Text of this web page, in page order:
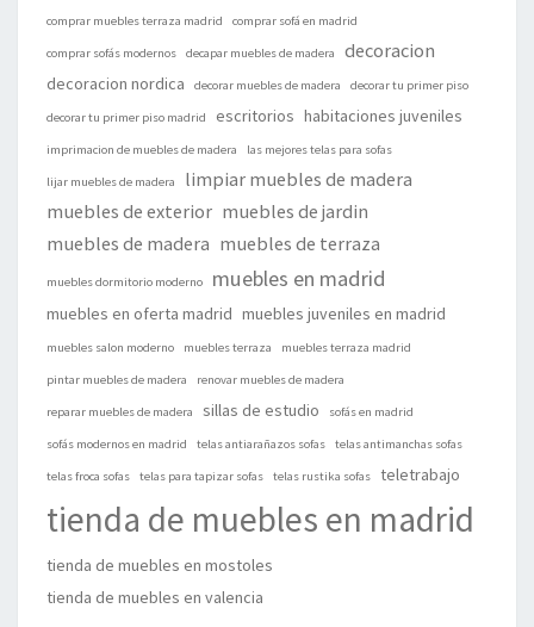
comprar muebles terraza madrid comprar sofá en madrid
comprar sofás modernos decapar muebles de madera decoracion
decoracion nordica decorar muebles de madera decorar tu primer piso
decorar tu primer piso madrid escritorios habitaciones juveniles
imprimacion de muebles de madera las mejores telas para sofas
lijar muebles de madera
limpiar muebles de madera
muebles de exterior muebles de jardin
muebles de madera muebles de terraza
muebles dormitorio moderno muebles en madrid
muebles en oferta madrid muebles juveniles en madrid
muebles salon moderno muebles terraza muebles terraza madrid
pintar muebles de madera renovar muebles de madera
reparar muebles de madera sillas de estudio sofás en madrid
sofás modernos en madrid telas antiarañazos sofas telas antimanchas sofas
telas froca sofas telas para tapizar sofas telas rustika sofas teletrabajo
tienda de muebles en madrid
tienda de muebles en mostoles
tienda de muebles en valencia